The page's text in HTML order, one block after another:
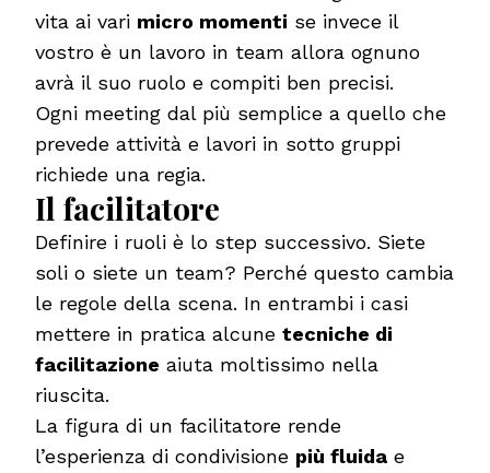
vita ai vari micro momenti se invece il
vostro è un lavoro in team allora ognuno
avrà il suo ruolo e compiti ben precisi.
Ogni meeting dal più semplice a quello che
prevede attività e lavori in sotto gruppi
richiede una regia.
Il facilitatore
Definire i ruoli è lo step successivo. Siete
soli o siete un team? Perché questo cambia
le regole della scena. In entrambi i casi
mettere in pratica alcune tecniche di
facilitazione aiuta moltissimo nella
riuscita.
La figura di un facilitatore rende
l’esperienza di condivisione più fluida e